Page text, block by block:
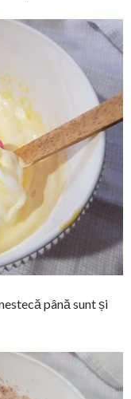
până sunt și